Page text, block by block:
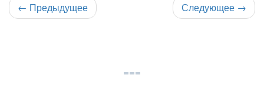
← Предыдущее Следующее →